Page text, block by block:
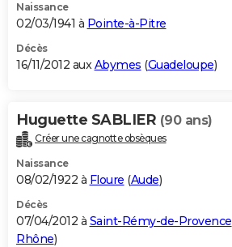
Naissance
02/03/1941 à Pointe-à-Pitre
Décès
16/11/2012 auxAbymes (Guadeloupe)
Huguette SABLIER (90 ans)
Créer une cagnotte obsèques
Naissance
08/02/1922 à Floure (Aude)
Décès
07/04/2012 à Saint-Rémy-de-Provence
Rhône)